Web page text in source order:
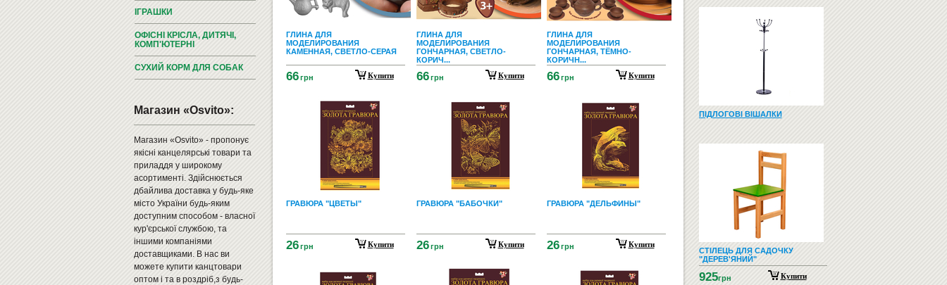
ІГРАШКИ
ОФІСНІ КРІСЛА, ДИТЯЧІ,
КОМП'ЮТЕРНІ
СУХИЙ КОРМ ДЛЯ СОБАК
Магазин «Osvito»:
Магазин «Osvito» - пропонує
якісні канцелярські товари та
приладдя у широкому
асортименті. Здійснюється
дбайлива доставка у будь-яке
місто України будь-яким
доступним способом - власної
кур'єрської службою, та
іншими компаніями
доставщиками. В нас ви
можете купити канцтовари
оптом і та в роздріб,з будь-
ГЛИНА ДЛЯ
МОДЕЛИРОВАНИЯ
КАМЕННАЯ, СВЕТЛО-СЕРАЯ
66 грн Купити
ГЛИНА ДЛЯ
МОДЕЛИРОВАНИЯ
ГОНЧАРНАЯ, СВЕТЛО-
КОРИЧ...
66 грн Купити
ГЛИНА ДЛЯ
МОДЕЛИРОВАНИЯ
ГОНЧАРНАЯ, ТЁМНО-
КОРИЧН...
66 грн Купити
ГРАВЮРА "ЦВЕТЫ"
26 грн Купити
ГРАВЮРА "БАБОЧКИ"
26 грн Купити
ГРАВЮРА "ДЕЛЬФИНЫ"
26 грн Купити
ПІДЛОГОВІ ВІШАЛКИ
СТІЛЕЦЬ ДЛЯ САДОЧКУ
"ДЕРЕВ'ЯНИЙ"
925грн Купити